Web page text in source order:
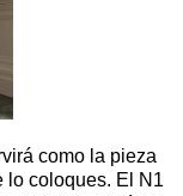
como la pieza
lo coloques. El N1